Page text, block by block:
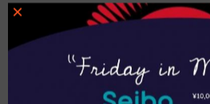
リカテゴリー: コーヒー
×